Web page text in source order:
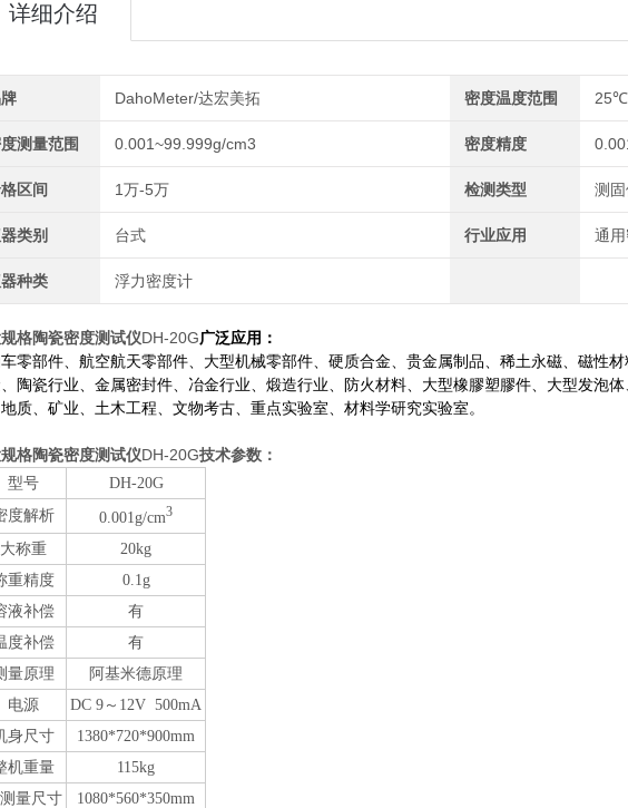
详细介绍
DahoMeter/达宏美拓 密度温度范围 25℃
测量范围 0.001~99.999g/cm3 密度精度
区间 1万-5万 检测类型 测
类别 台式 行业应用 通
种类 浮力密度计
格陶瓷密度测试仪DH-20G广泛应用：
零部件、航空航天零部件、大型机械零部件、硬质合金、贵金属制品、稀土永磁、磁性
陶瓷行业、金属密封件、冶金行业、煅造行业、防火材料、大型橡膠塑膠件、大型发泡
质、矿业、土木工程、文物考古、重点实验室、材料学研究实验室。
格陶瓷密度测试仪DH-20G技术参数：
型号
DH-20G
度解析
0.001g/cm3
大称重
20kg
重精度
0.1g
液补偿
有
度补偿
有
量原理
阿基米德原理
电源
DC 9～12V 500mA
身尺寸
1380*720*900mm
机重量
115kg
量尺寸
1080*560*350mm